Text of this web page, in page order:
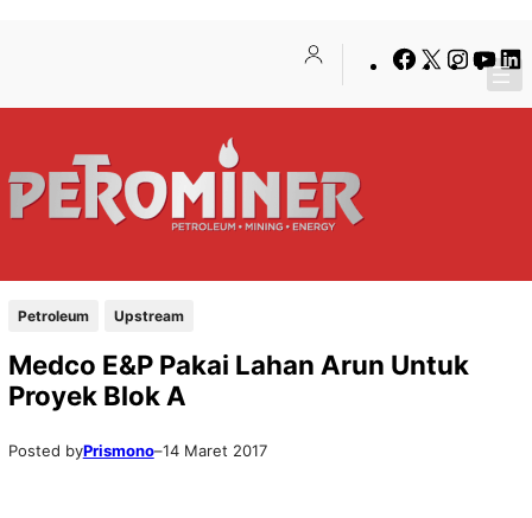
Facebook
X
Petroleum Upstream
Medco E&P Pakai Lahan Arun Untuk
Proyek Blok A
Posted byPrismono–14 Maret 2017